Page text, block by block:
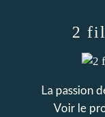
2
La passion
Voir le